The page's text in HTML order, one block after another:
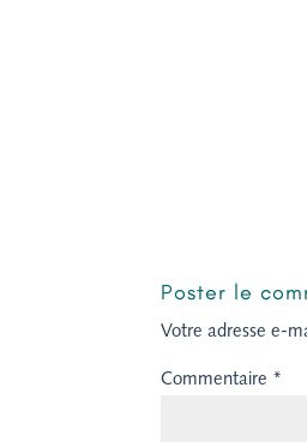
Poster le
Votre adresse e-
Commentaire *